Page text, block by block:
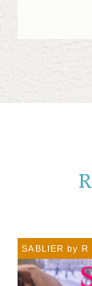
SABLIER by R